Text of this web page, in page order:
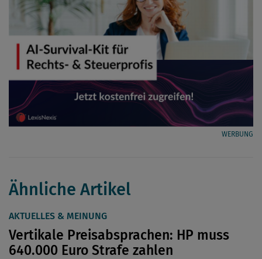
WERBUNG
Ähnliche Artikel
AKTUELLES & MEINUNG
Vertikale Preisabsprachen: HP muss
640.000 Euro Strafe zahlen